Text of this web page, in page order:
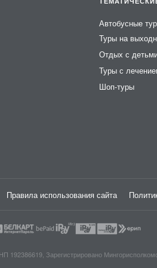
Автобусные
Туры на
Отдых с
Туры с
Шоп-туры
Правила использования сайта
Зарегистрировано